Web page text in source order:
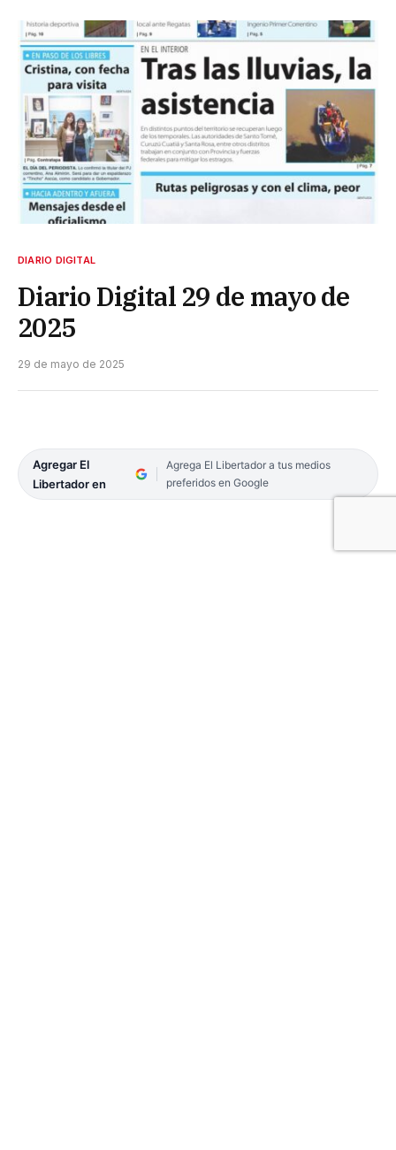
DIARIO DIGITAL
Diario Digital 29 de mayo de
2025
29 de mayo de 2025
Agregar El
Libertador en
Agrega El Libertador a tus medios
preferidos en Google